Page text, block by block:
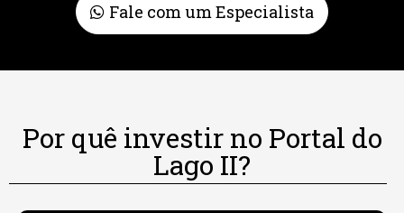
Fale com um Especialista
Por quê investir no Portal do
Lago II?